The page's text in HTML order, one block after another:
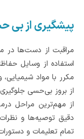
پیشگیری از
مراقبت از دست‌ها
استفاده از وسایل
مکرر با مواد
از بروز بی‌حسی
از مهم‌ترین مراحل
دقیق توصیه‌ها و
تمام تعلیمات و